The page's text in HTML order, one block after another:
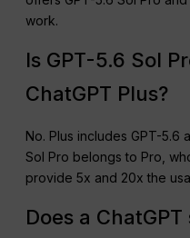
work.
Is GPT-5.6 Sol
ChatGPT Plus?
No. Plus includes GPT-5.6
Sol Pro belongs to Pro,
provide 5x and 20x the
Does a